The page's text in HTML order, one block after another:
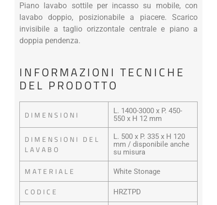
Piano lavabo sottile per incasso su mobile, con
lavabo doppio, posizionabile a piacere. Scarico
invisibile a taglio orizzontale centrale e piano a
doppia pendenza.
INFORMAZIONI TECNICHE
DEL PRODOTTO
DIMENSIONI
L. 1400-3000 x P. 450-
550 x H 12 mm
DIMENSIONI DEL
LAVABO
L. 500 x P. 335 x H 120
mm / disponibile anche
su misura
MATERIALE White Stonage
CODICE HRZTPD